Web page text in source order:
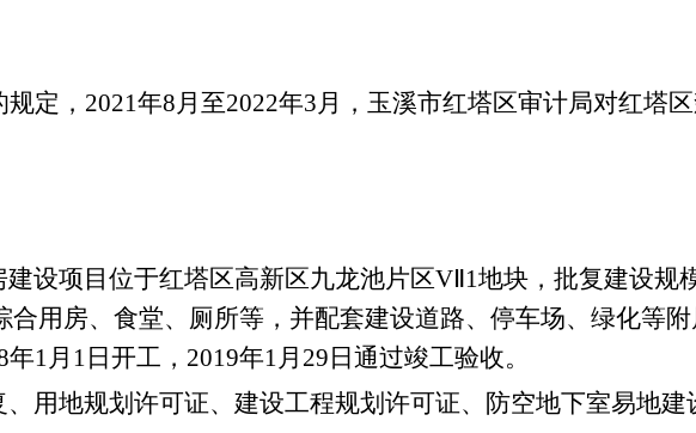
规定， 2021年8月 至2022年3月 ，玉溪市红塔区审计局对红塔
设项目位于红塔区高新区九龙池片区VⅡ1地块 ，批复建设规
合用房、食堂、厕所等 ， 并配套建设道路、停车场、绿化等
年1月 1 日开工， 2019年1月 29 日通过竣工验收。
用地规划许可证、 建设工程规划许可证、防空地下室易地建